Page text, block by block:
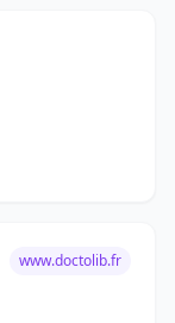
www.doctolib.fr